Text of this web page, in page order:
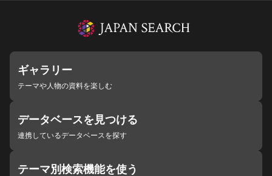
ギャラリー
テーマや人物の資料を楽しむ
データベースを見つける
連携しているデータベースを探す
テーマ別検索機能を使う